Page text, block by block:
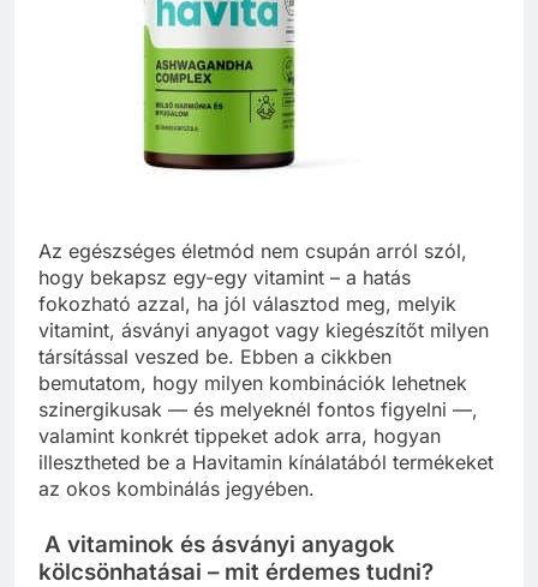
Az egészséges életmód nem csupán arról szól,
hogy bekapsz egy-egy vitamint – a hatás
fokozható azzal, ha jól választod meg, melyik
vitamint, ásványi anyagot vagy kiegészítőt milyen
társítással veszed be. Ebben a cikkben
bemutatom, hogy milyen kombinációk lehetnek
szinergikusak — és melyeknél fontos figyelni —,
valamint konkrét tippeket adok arra, hogyan
illesztheted be a Havitamin kínálatából termékeket
az okos kombinálás jegyében.
A vitaminok és ásványi anyagok
kölcsönhatásai – mit érdemes tudni?